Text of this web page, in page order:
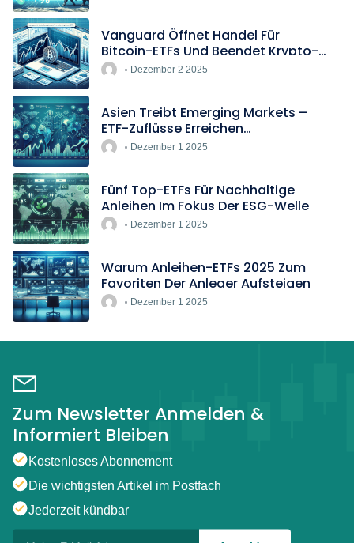
Vanguard Öffnet Handel Für
Bitcoin-ETFs Und Beendet Krypto-
BlockadeDezember 2 2025
Asien Treibt Emerging Markets –
ETF-Zuflüsse Erreichen
Rekordtempo
Dezember 1 2025
Fünf Top-ETFs Für Nachhaltige
Anleihen Im Fokus Der ESG-Welle
Dezember 1 2025
Warum Anleihen-ETFs 2025 Zum
Favoriten Der Anleger Aufsteigen
Dezember 1 2025
Zum Newsletter Anmelden &
Informiert Bleiben
Kostenloses Abonnement
Die wichtigsten Artikel im Postfach
Jederzeit kündbar